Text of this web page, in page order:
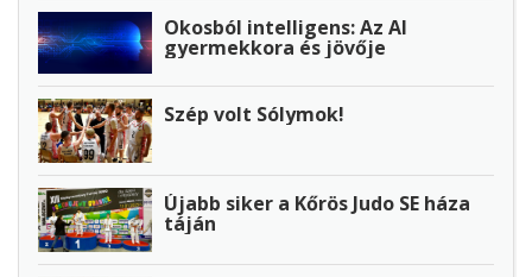
Okosból intelligens: Az AI
gyermekkora és jövője
Szép volt Sólymok!
Újabb siker a Kőrös Judo SE háza
táján